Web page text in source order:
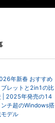
年新春 おすすめ
ブレットと2in1の比
| 2025年発売の14
ンチ超のWindows搭
デル